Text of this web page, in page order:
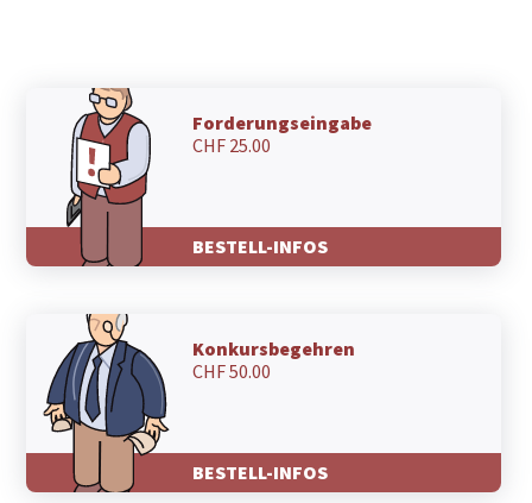
1869 Massongex
Forderungseingabe
CHF 25.00
BESTELL-INFOS
Konkursbegehren
CHF 50.00
BESTELL-INFOS